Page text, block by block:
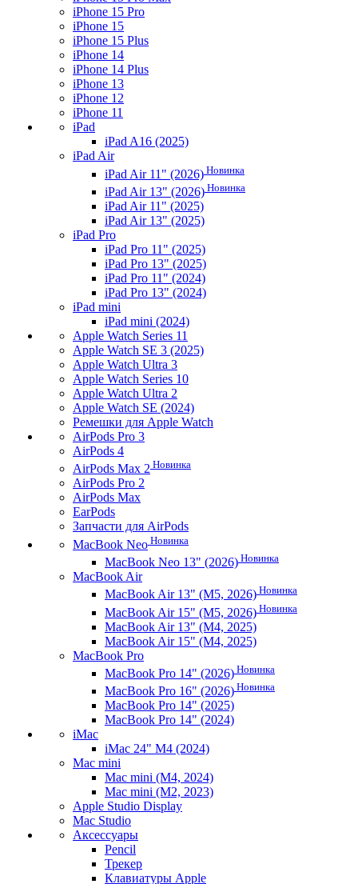
iPhone 15 Pro
iPhone 15
iPhone 15 Plus
iPhone 14
iPhone 14 Plus
iPhone 13
iPhone 12
iPhone 11
iPad
iPad A16 (2025)
iPad Air
iPad Air 11" (2026) Новинка
iPad Air 13" (2026) Новинка
iPad Air 11" (2025)
iPad Air 13" (2025)
iPad Pro
iPad Pro 11" (2025)
iPad Pro 13" (2025)
iPad Pro 11" (2024)
iPad Pro 13" (2024)
iPad mini
iPad mini (2024)
Apple Watch Series 11
Apple Watch SE 3 (2025)
Apple Watch Ultra 3
Apple Watch Series 10
Apple Watch Ultra 2
Apple Watch SE (2024)
Ремешки для Apple Watch
AirPods Pro 3
AirPods 4
AirPods Max 2 Новинка
AirPods Pro 2
AirPods Max
EarPods
Запчасти для AirPods
MacBook Neo Новинка
MacBook Neo 13" (2026) Новинка
MacBook Air
MacBook Air 13" (M5, 2026) Новинка
MacBook Air 15" (M5, 2026) Новинка
MacBook Air 13" (M4, 2025)
MacBook Air 15" (M4, 2025)
MacBook Pro
MacBook Pro 14" (2026) Новинка
MacBook Pro 16" (2026) Новинка
MacBook Pro 14" (2025)
MacBook Pro 14" (2024)
iMac
iMac 24" M4 (2024)
Mac mini
Mac mini (M4, 2024)
Mac mini (M2, 2023)
Apple Studio Display
Mac Studio
Аксессуары
Pencil
Трекер
Клавиатуры Apple